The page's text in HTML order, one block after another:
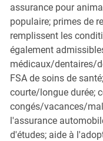
assurance pour
populaire; primes de
remplissent les
également
médicaux/dentaires/
FSA de soins de
courte/longue durée;
congés/vacances/
l'assurance
d'études; aide à